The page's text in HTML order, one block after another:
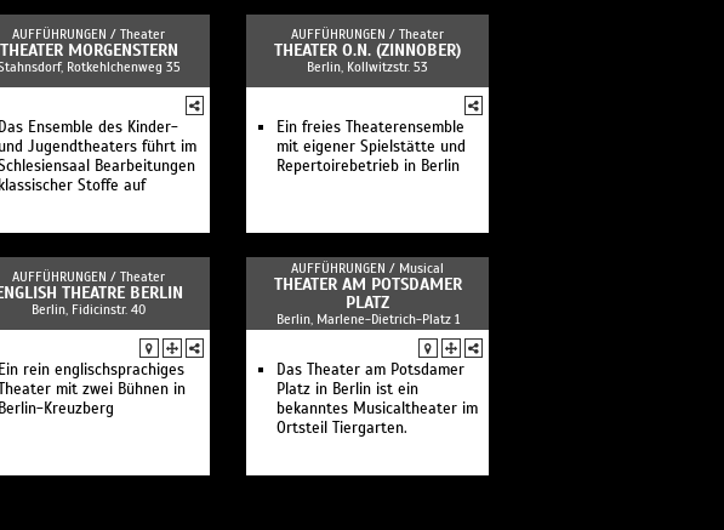
AUFFÜHRUNGEN / Theater
THEATER MORGENSTERN
Rotkehlchenweg 35
Das Ensemble des Kinder-
und Jugendtheaters führt im
Bearbeitungen
klassischer Stoffe auf
AUFFÜHRUNGEN / Theater
THEATER O.N. (ZINNOBER)
Berlin, Kollwitzstr. 53
Ein freies Theaterensemble
mit eigener Spielstätte und
Repertoirebetrieb in Berlin
AUFFÜHRUNGEN / Theater
THEATRE BERLIN
Berlin, Fidicinstr. 40
Ein rein englischsprachiges
mit zwei Bühnen in
Berlin-Kreuzberg
AUFFÜHRUNGEN / Musical
THEATER AM POTSDAMER
PLATZ
Berlin, Marlene-Dietrich-Platz 1
Das Theater am Potsdamer
Platz in Berlin ist ein
bekanntes Musicaltheater im
Ortsteil Tiergarten.